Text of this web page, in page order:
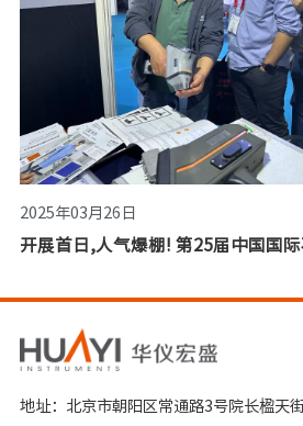
2025年03月26日
地址：北京市朝阳区常通路3号院长楹天